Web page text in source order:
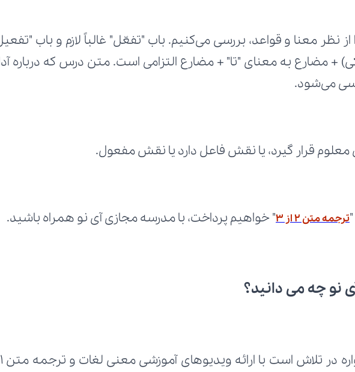
می‌شود.
قرار گیرد، یا نقش فاعل دارد یا نقش مفعول.
ترجمه متن ۲ از ۳ " خواهیم پرداخت، با مدرسه مجازی آی نو همراه باشید.
نو چه می‌ دانید؟